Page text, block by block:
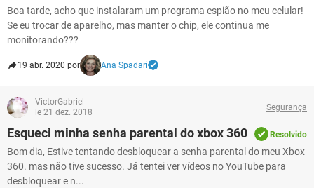
Boa tarde, acho que instalaram um programa espião no meu celular!
Se eu trocar de aparelho, mas manter o chip, ele continua me
monitorando???
19 abr. 2020 por Ana Spadari
VictorGabriel
le 21 dez. 2018
Segurança
Esqueci minha senha parental do xbox 360 Resolvido
Bom dia, Estive tentando desbloquear a senha parental do meu Xbox
360. mas não tive sucesso. Já tentei ver vídeos no YouTube para
desbloquear e n...